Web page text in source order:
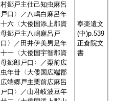
村郷戸主仕己知虫麻呂
戸口〉／八嶋白麻呂年
十六〈大倭国添上郡資
母郷戸主八嶋麻呂戸
口〉／田井伊美男足年
十一〈大倭国宇智郡資
母郷郎戸口〉／栗前広
虫年丗〈大倭国広端郡
広端郷戸主栗前広麻呂
戸口〉／山君岐波豆年
寧楽遺文
(中)p.539
正倉院文
書